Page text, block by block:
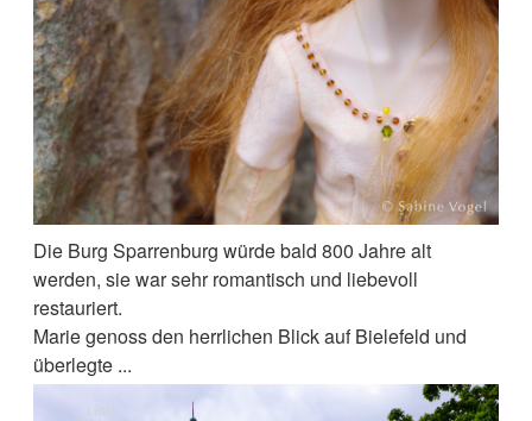
Die Burg Sparrenburg würde bald 800 Jahre alt
werden, sie war sehr romantisch und liebevoll
restauriert.
Marie genoss den herrlichen Blick auf Bielefeld und
überlegte ...